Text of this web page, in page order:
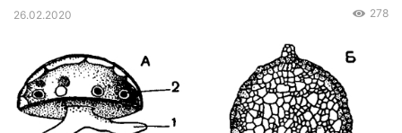
26.02.2020 278